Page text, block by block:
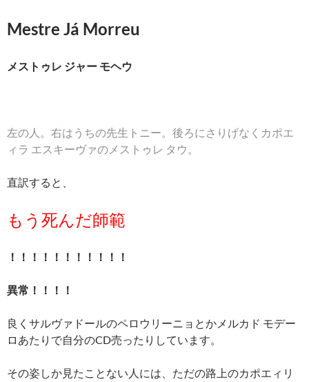
Mestre Já Morreu
メストゥレ ジャー モヘウ
左の人。右はうちの先生トニー。後ろにさりげなくカポエ
ィラ エスキーヴァのメストゥレ タウ。
直訳すると、
もう死んだ師範
！！！！！！！！！！！
異常！！！！
良くサルヴァドールのペロウリーニョとかメルカド モデー
ロあたりで自分のCD売ったりしています。
その姿しか見たことない人には、ただの路上のカポエィリ